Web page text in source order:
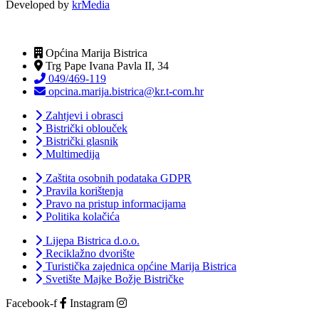
Developed by krMedia
Općina Marija Bistrica
Trg Pape Ivana Pavla II, 34
049/469-119
opcina.marija.bistrica@kr.t-com.hr
Zahtjevi i obrasci
Bistrički oblouček
Bistrički glasnik
Multimedija
Zaštita osobnih podataka GDPR
Pravila korištenja
Pravo na pristup informacijama
Politika kolačića
Lijepa Bistrica d.o.o.
Reciklažno dvorište
Turistička zajednica općine Marija Bistrica
Svetište Majke Božje Bistričke
Facebook-f
Instagram